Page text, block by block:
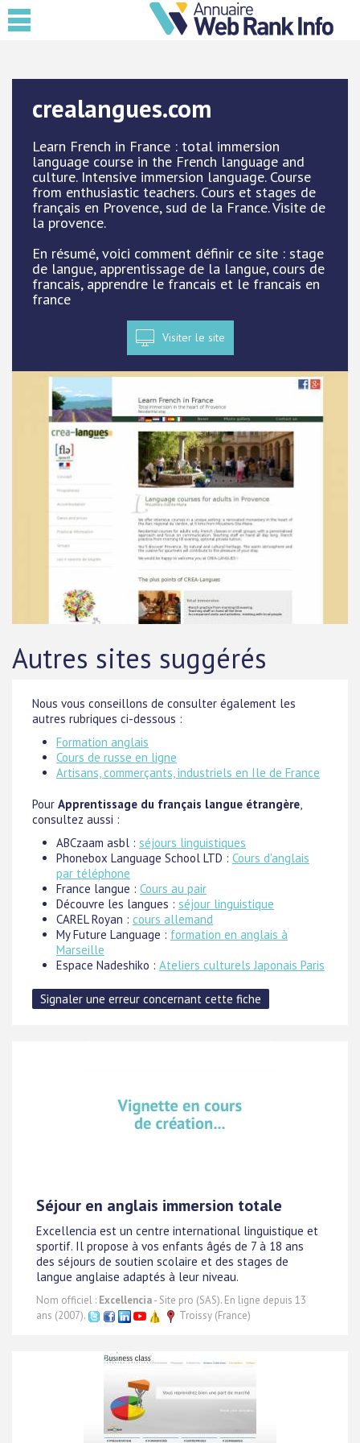
crealangues.com
Learn French in France : total immersion
language course in the French language and
culture. Intensive immersion language. Course
from enthusiastic teachers. Cours et stages de
français en Provence, sud de la France. Visite de
la provence.
En résumé, voici comment définir ce site : stage
de langue, apprentissage de la langue, cours de
francais, apprendre le francais et le francais en
france
Visiter le site
Autres sites suggérés
Nous vous conseillons de consulter également les
autres rubriques ci-dessous :
Formation anglais
Cours de russe en ligne
Artisans, commerçants, industriels en Ile de France
Pour Apprentissage du français langue étrangère,
consultez aussi :
ABCzaam asbl : séjours linguistiques
Phonebox Language School LTD : Cours d'anglais
par téléphone
France langue : Cours au pair
Découvre les langues : séjour linguistique
CAREL Royan : cours allemand
My Future Language : formation en anglais à
Marseille
Espace Nadeshiko : Ateliers culturels Japonais Paris
Séjour en anglais immersion totale
Excellencia est un centre international linguistique et
sportif. Il propose à vos enfants âgés de 7 à 18 ans
des séjours de soutien scolaire et des stages de
langue anglaise adaptés à leur niveau.
Nom officiel : Excellencia- Site pro (SAS). En ligne depuis 13
ans (2007).
Troissy (France)